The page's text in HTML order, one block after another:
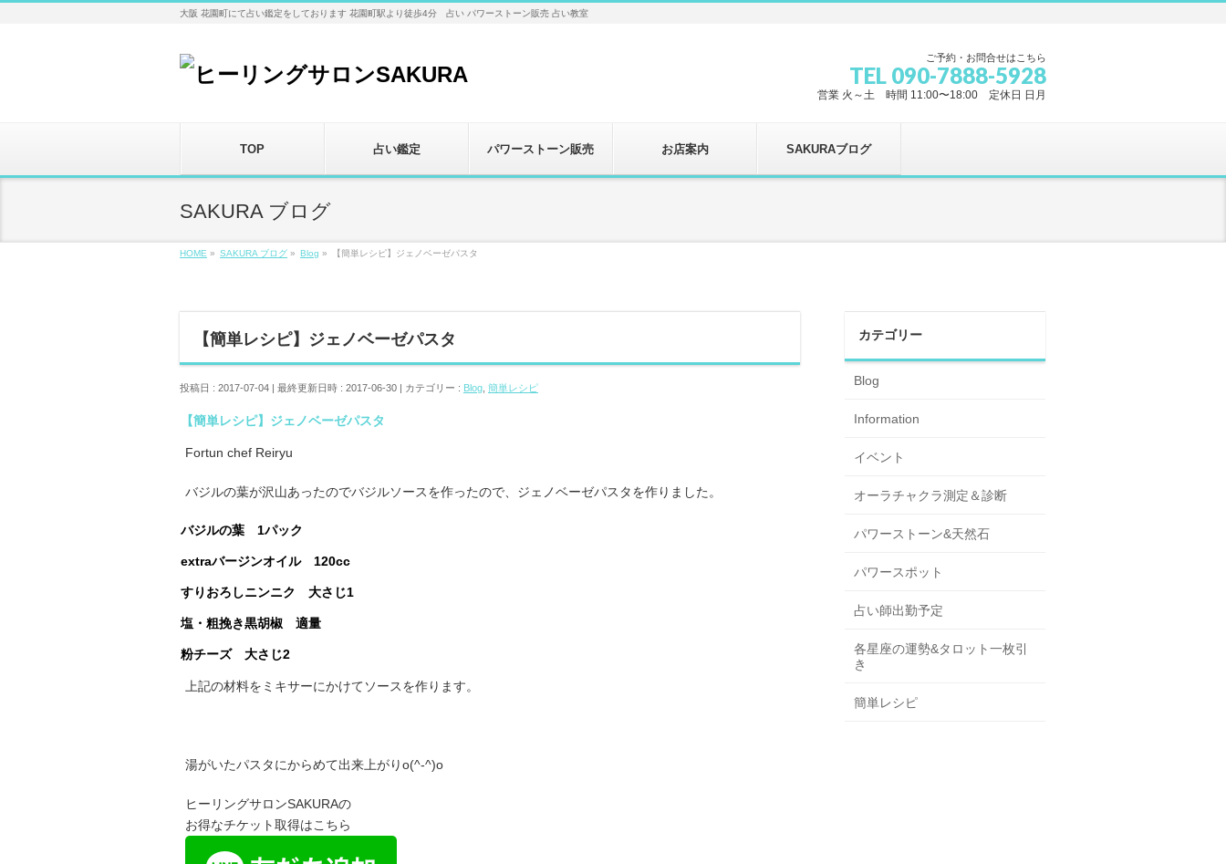
大阪 花園町にて占い鑑定をしております 花園町駅より徒歩4分 占い パワーストーン販売 占い教室
ご予約・お問合せはこちら
TEL 090-7888-5928
営業 火～土 時間 11:00〜18:00 定休日 日月
TOP 占い鑑定 パワーストーン販売 お店案内 SAKURAブログ
SAKURA ブログ
HOME » SAKURA ブログ » Blog » 【簡単レシピ】ジェノベーゼパスタ
【簡単レシピ】ジェノベーゼパスタ
投稿日 : 2017-07-04 最終更新日時 : 2017-06-30 カテゴリー : Blog 簡単レシピ
【簡単レシピ】ジェノベーゼパスタ
Fortun chef Reiryu
バジルの葉が沢山あったのでバジルソースを作ったので、ジェノベーゼパスタを作りました。
バジルの葉 1パック
extraバージンオイル 120cc
すりおろしニンニク 大さじ1
塩・粗挽き黒胡椒 適量
粉チーズ 大さじ2
上記の材料をミキサーにかけてソースを作ります。
湯がいたパスタにからめて出来上がりo(^-^)o
ヒーリングサロンSAKURAの
お得なチケット取得はこちら
カテゴリー
Blog
Information
イベント
オーラチャクラ測定＆診断
パワーストーン&天然石
パワースポット
占い師出勤予定
各星座の運勢&タロット一枚引
き
簡単レシピ